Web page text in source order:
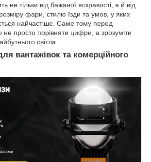
не тільки від бажаної яскравості, а й від
фари, стилю їзди та умов, у яких
найчастіше. Саме тому перед
просто порівняти цифри, а зрозуміти
світла.
вантажівок та комерційного